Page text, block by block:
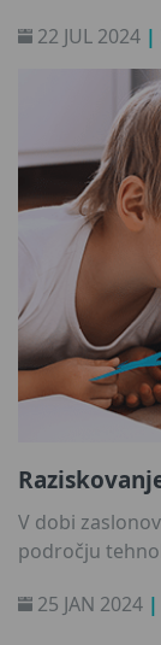
obogatijo
se morda
- zato si
navdušeno
so nakupi
krajo
vedeti, da
22 JUL 2024 |
V dobi
področju
generacije alfa
25 JAN 2024